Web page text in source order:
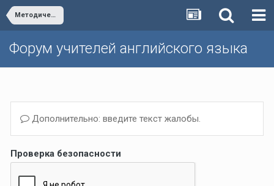
Методическая школа Р.П. Мильруда/Dr. Millrood's School of Methodology
Форум учителей английского языка
Дополнительно: введите текст жалобы.
Проверка безопасности